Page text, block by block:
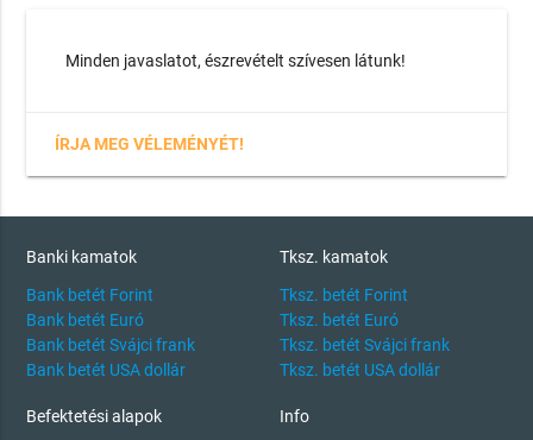
Minden javaslatot, észrevételt szívesen látunk!
ÍRJA MEG VÉLEMÉNYÉT!
Banki kamatok
Bank betét Forint
Bank betét Euró
Bank betét Svájci frank
Bank betét USA dollár
Tksz. kamatok
Tksz. betét Forint
Tksz. betét Euró
Tksz. betét Svájci frank
Tksz. betét USA dollár
Befektetési alapok Info